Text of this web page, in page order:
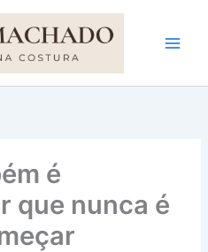
é
que nunca é